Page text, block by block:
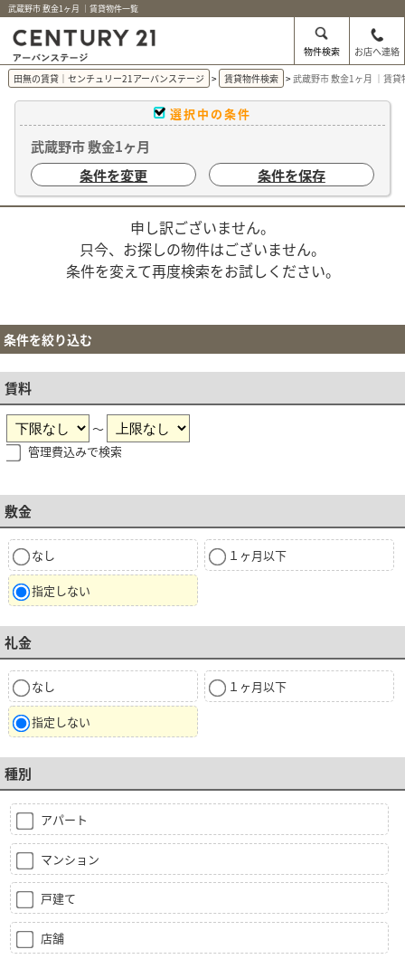
武蔵野市 敷金1ヶ月 ｜賃貸物件一覧
物件検索
お店へ連絡
田無の賃貸｜センチュリー21アーバンステージ
賃貸物件検索 武蔵野市 敷金1ヶ月 ｜賃貸
選択中の条件
武蔵野市 敷金1ヶ月
条件を変更
条件を保存
申し訳ございません。
只今、お探しの物件はございません。
条件を変えて再度検索をお試しください。
条件を絞り込む
賃料
～
管理費込みで検索
敷金
なし １ヶ月以下
指定しない
礼金
なし １ヶ月以下
指定しない
種別
アパート
マンション
戸建て
店舗